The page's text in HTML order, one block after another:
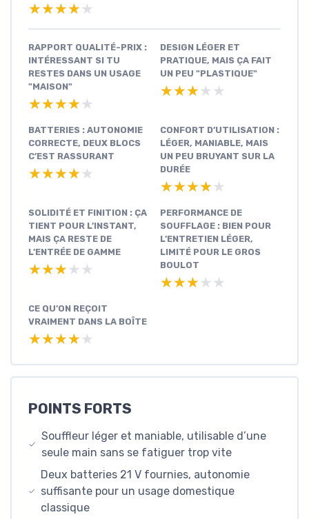
★★★★★
★★★★★
RAPPORT QUALITÉ-PRIX :
INTÉRESSANT SI TU
RESTES DANS UN USAGE
"MAISON"
★★★★★
★★★★★
DESIGN LÉGER ET
PRATIQUE, MAIS ÇA FAIT
UN PEU "PLASTIQUE"
★★★★★
★★★★★
BATTERIES : AUTONOMIE
CORRECTE, DEUX BLOCS
C’EST RASSURANT
★★★★★
★★★★★
CONFORT D’UTILISATION :
LÉGER, MANIABLE, MAIS
UN PEU BRUYANT SUR LA
DURÉE
★★★★★
★★★★★
SOLIDITÉ ET FINITION : ÇA
TIENT POUR L’INSTANT,
MAIS ÇA RESTE DE
L’ENTRÉE DE GAMME
★★★★★
★★★★★
PERFORMANCE DE
SOUFFLAGE : BIEN POUR
L’ENTRETIEN LÉGER,
LIMITÉ POUR LE GROS
BOULOT
★★★★★
★★★★★
CE QU’ON REÇOIT
VRAIMENT DANS LA BOÎTE
★★★★★
★★★★★
POINTS FORTS
Souffleur léger et maniable, utilisable d’une
seule main sans se fatiguer trop vite
Deux batteries 21 V fournies, autonomie
suffisante pour un usage domestique
classique